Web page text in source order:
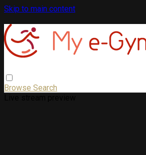
Skip to main content
Browse Search